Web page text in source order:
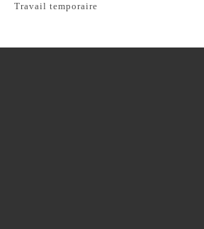
Travail temporaire